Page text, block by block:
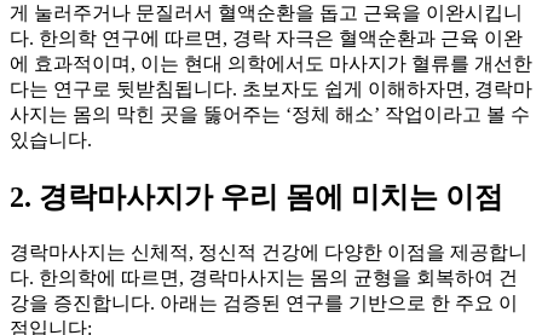
게 눌러주거나 문질러서 혈액순환을 돕고 근육을 이완시킵니
다. 한의학 연구에 따르면, 경락 자극은 혈액순환과 근육 이완
에 효과적이며, 이는 현대 의학에서도 마사지가 혈류를 개선한
다는 연구로 뒷받침됩니다. 초보자도 쉽게 이해하자면, 경락마
사지는 몸의 막힌 곳을 뚫어주는 ‘정체 해소’ 작업이라고 볼 수
있습니다.
2. 경락마사지가 우리 몸에 미치는 이점
경락마사지는 신체적, 정신적 건강에 다양한 이점을 제공합니
다. 한의학에 따르면, 경락마사지는 몸의 균형을 회복하여 건
강을 증진합니다. 아래는 검증된 연구를 기반으로 한 주요 이
점입니다: